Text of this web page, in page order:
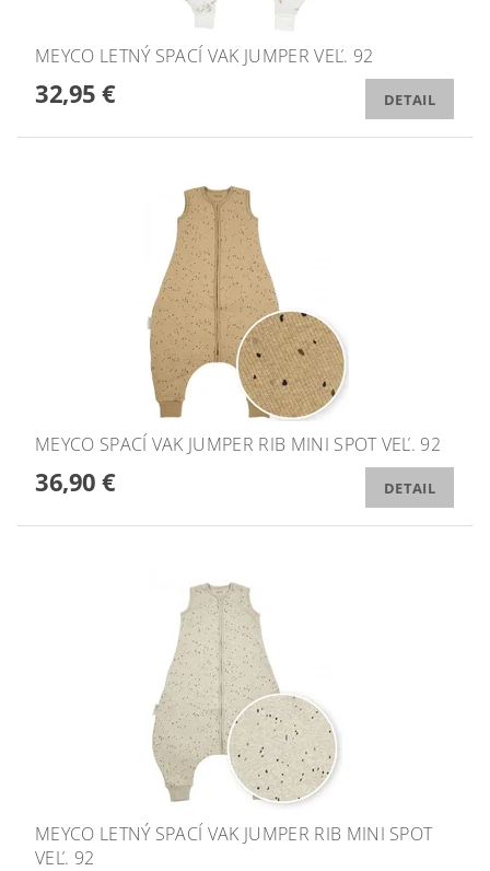
MEYCO LETNÝ SPACÍ VAK JUMPER VEĽ. 92
32,95 € DETAIL
MEYCO SPACÍ VAK JUMPER RIB MINI SPOT VEĽ. 92
36,90 € DETAIL
MEYCO LETNÝ SPACÍ VAK JUMPER RIB MINI SPOT
VEĽ. 92